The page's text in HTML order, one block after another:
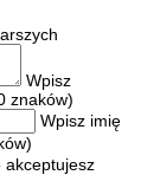
Wpisz
znaków)
Wpisz imię
akceptujesz